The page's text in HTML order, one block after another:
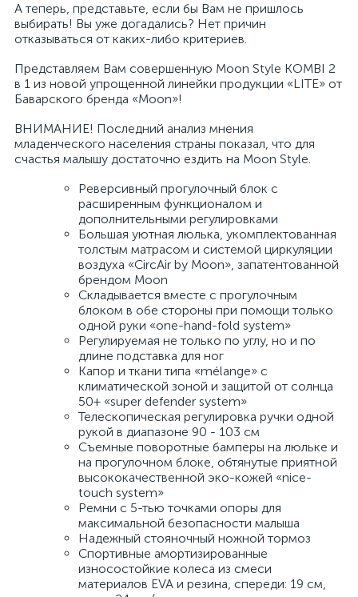
А теперь, представьте, если бы Вам не пришлось
выбирать! Вы уже догадались? Нет причин
отказываться от каких-либо критериев.
Представляем Вам совершенную Moon Style KOMBI 2
в 1 из новой упрощенной линейки продукции «LITE» от
Баварского бренда «Moon»!
ВНИМАНИЕ! Последний анализ мнения
младенческого населения страны показал, что для
счастья малышу достаточно ездить на Moon Style.
Реверсивный прогулочный блок с
расширенным функционалом и
дополнительными регулировками
Большая уютная люлька, укомплектованная
толстым матрасом и системой циркуляции
воздуха «CircAir by Moon», запатентованной
брендом Moon
Складывается вместе с прогулочным
блоком в обе стороны при помощи только
одной руки «one-hand-fold system»
Регулируемая не только по углу, но и по
длине подставка для ног
Капор и ткани типа «mélange» с
климатической зоной и защитой от солнца
50+ «super defender system»
Телескопическая регулировка ручки одной
рукой в диапазоне 90 - 103 см
Съемные поворотные бамперы на люльке и
на прогулочном блоке, обтянутые приятной
высококачественной эко-кожей «nice-
touch system»
Ремни с 5-тью точками опоры для
максимальной безопасности малыша
Надежный стояночный ножной тормоз
Спортивные амортизированные
износостойкие колеса из смеси
материалов EVA и резина, спереди: 19 см,